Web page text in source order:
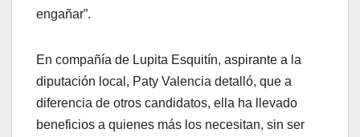
engañar”.
En compañía de Lupita Esquitín, aspirante a la
diputación local, Paty Valencia detalló, que a
diferencia de otros candidatos, ella ha llevado
beneficios a quienes más los necesitan, sin ser